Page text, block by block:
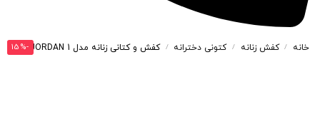
خانه / کفش زنانه / کتونی دخترانه / کفش و کتانی زنانه مدل NIKE AIR JORDAN 1 رنگ سفید آبی کد 2281 -15%